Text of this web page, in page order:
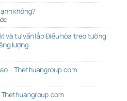
không?
và tư vấn lắp Điều hòa treo tường
lượng
– Thethuangroup.com